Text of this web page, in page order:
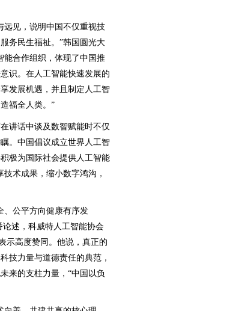
见，说明中国不仅重视技
务民生福祉。”韩国圆光大
能合作组织，体现了中国推
识。在人工智能快速发展的
发展机遇，并且制定人工智
福全人类。”
讲话中谈及数智赋能时不仅
。中国倡议成立世界人工智
极为国际社会提供人工智能
术成果，缩小数字鸿沟，
公平方向健康有序发
述，科威特人工智能协会
示高度赞同。他说，真正的
技力量与道德责任的典范，
来的支柱力量，“中国以负